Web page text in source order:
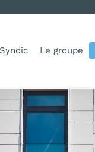
Syndic Le groupe